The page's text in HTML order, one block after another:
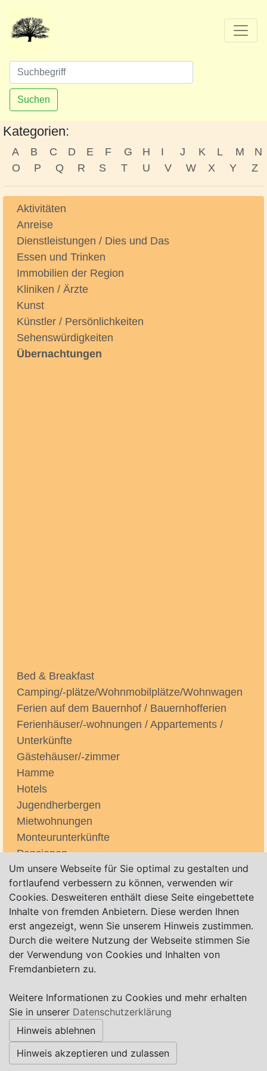
Suchen
Kategorien:
A B C D E F G H I J K L M
N
O
P Q R S T U V W X Y Z
Aktivitäten
Anreise
Dienstleistungen / Dies und Das
Essen und Trinken
Immobilien der Region
Kliniken / Ärzte
Kunst
Künstler / Persönlichkeiten
Sehenswürdigkeiten
Übernachtungen
Bed & Breakfast
Camping/-plätze/Wohnmobilplätze/Wohnwagen
Ferien auf dem Bauernhof / Bauernhofferien
Ferienhäuser/-wohnungen / Appartements /
Unterkünfte
Gästehäuser/-zimmer
Hamme
Hotels
Jugendherbergen
Mietwohnungen
Monteurunterkünfte
Pensionen
Tagungshotels/Seminarhäuser
Teufelsmoor
WOR-Bergstrasse (Kunst- und Kulturmeile)
WOR-Huys-Passage / Passage
WOR-Ohlerhaus/Willi Ohler
Zelten / Zeltplätze
Impressum Datenschutz AGB
© Worpswede24 2015-2026
Um unsere Webseite für Sie optimal zu gestalten und
fortlaufend verbessern zu können, verwenden wir
Cookies. Desweiteren enthält diese Seite eingebettete
Inhalte von fremden Anbietern. Diese werden Ihnen
erst angezeigt, wenn Sie unserem Hinweis zustimmen.
Durch die weitere Nutzung der Webseite stimmen Sie
der Verwendung von Cookies und Inhalten von
Fremdanbietern zu.
Weitere Informationen zu Cookies und mehr erhalten
Sie in unserer Datenschutzerklärung
Hinweis ablehnen
Hinweis akzeptieren und zulassen